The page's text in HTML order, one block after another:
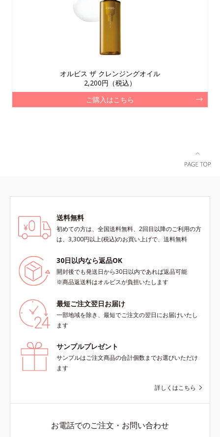
オルビス ザ クレンジングオイル
2,200円（税込）
ご購入はこちら
送料無料
初めての方は、全国送料無料、2回目以降のご利用の方
は、3,300円以上(税込)のお買い上げで、送料無料
30日以内なら返品OK
開封後でも発送日から30日以内であれば返品可能
※商品返送料はオルビスが負担いたします
最短ご注文翌日お届け
一部地域を除き、最短でご注文の翌日にお届けいたし
ます
サンプルプレゼント
サンプルはご注文商品の合計個数までお選びいただけ
ます
詳しくはこちら
お電話でのご注文・お問い合わせ